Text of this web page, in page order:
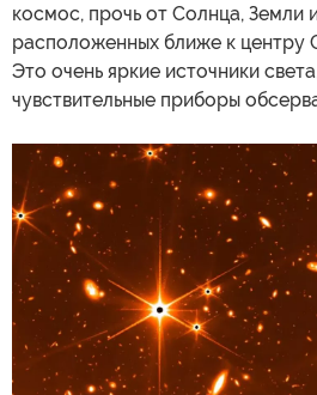
космос, прочь от Солнца, Земли
расположенных ближе к центру
Это очень яркие источники
чувствительные приборы